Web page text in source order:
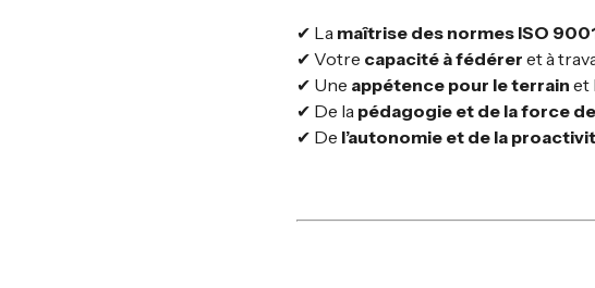
✔ La maîtrise des normes ISO
✔ Votre capacité à fédérer et à
✔ Une appétence pour le terrain et
✔ De la pédagogie et de la force
✔ De l’autonomie et de la